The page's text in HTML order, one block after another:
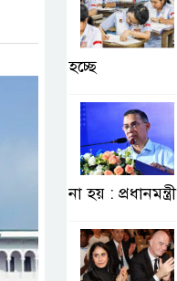
হচ্ছে
না হয় : প্রধানমন্ত্রী